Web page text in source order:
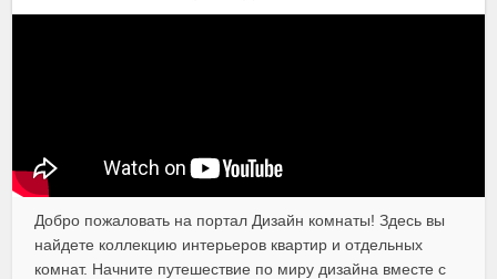
Добро пожаловать на портал Дизайн комнаты! Здесь вы
найдете коллекцию интерьеров квартир и отдельных
комнат. Начните путешествие по миру дизайна вместе с